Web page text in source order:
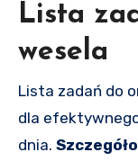
Lista
wesela
Lista zadań do
dla
dnia.